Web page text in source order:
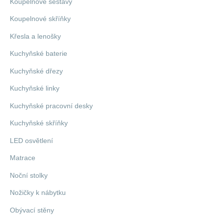
Koupelnové skříňky
Křesla a lenošky
Kuchyňské baterie
Kuchyňské dřezy
Kuchyňské linky
Kuchyňské pracovní desky
Kuchyňské skříňky
LED osvětlení
Matrace
Noční stolky
Nožičky k nábytku
Obývací stěny